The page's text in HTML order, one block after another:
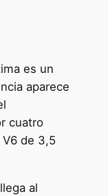
es un
aparece
cuatro
de 3,5
al